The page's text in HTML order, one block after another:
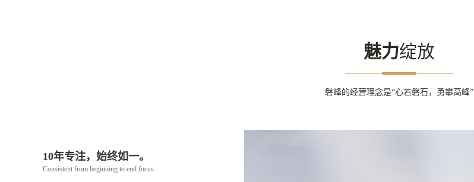
魅力绽放
磐峰的经营理念是“心若磐石，勇攀高峰”
10年专注，始终如一。
Consistent from beginning to end focus